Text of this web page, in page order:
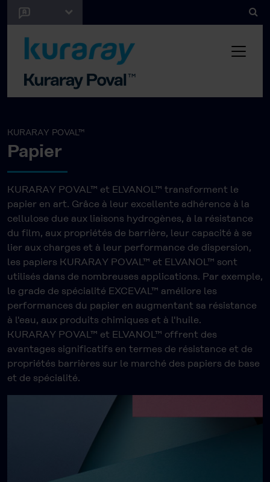
KURARAY POVAL™
Papier
KURARAY POVAL™ et ELVANOL™ transforment le
papier en art. Grâce à leur excellente adhérence à la
cellulose due aux liaisons hydrogènes, à la résistance
du film, aux propriétés de barrière, leur capacité à se
lier aux charges et à leur performance de dispersion,
les papiers KURARAY POVAL™ et ELVANOL™ sont
utilisés dans de nombreuses applications. Par exemple,
le grade de spécialité EXCEVAL™ améliore les
performances du papier en augmentant sa résistance
à l'eau, aux produits chimiques et à l'huile.
KURARAY POVAL™ et ELVANOL™ offrent des
avantages significatifs en termes de résistance et de
propriétés barrières sur le marché des papiers de base
et de spécialité.